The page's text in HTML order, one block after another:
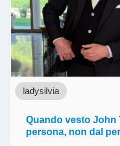
ladysilvia
Quando vesto John
persona, non dal